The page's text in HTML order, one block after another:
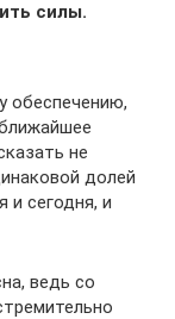
силы.
обеспечению,
не
долей
и сегодня, и
ведь со